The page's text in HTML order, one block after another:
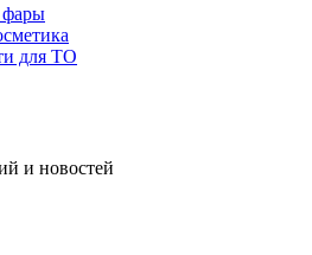
фары
для ТО
и новостей